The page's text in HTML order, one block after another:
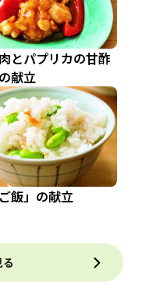
肉とパプリカの甘酢
献立
飯」の献立